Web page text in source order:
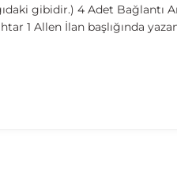
gibidir.) 4 Adet Bağlantı
1 Allen İlan başlığında